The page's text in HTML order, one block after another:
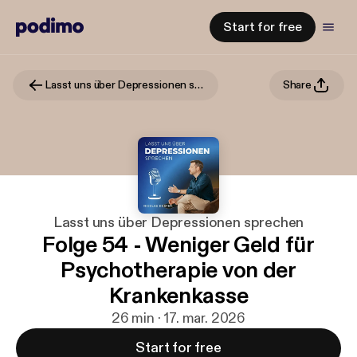
Start for free
Lasst uns über Depressionen sprechen Share
Lasst uns über Depressionen sprechen
Folge 54 - Weniger Geld für
Psychotherapie von der
Krankenkasse
26 min · 17. mar. 2026
Start for free